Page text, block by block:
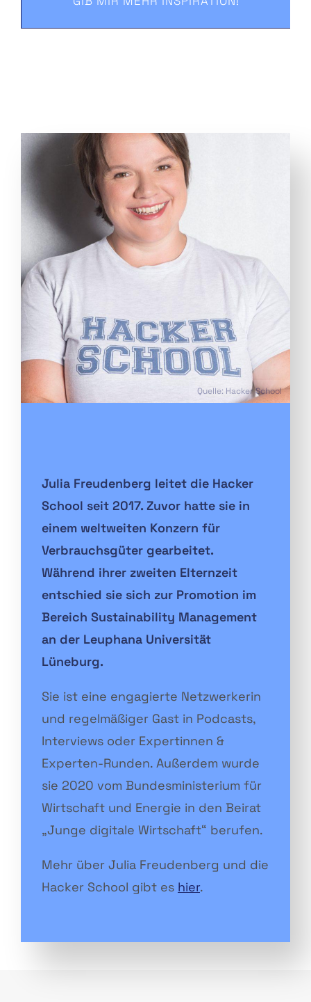
Quelle: Hacker School
Julia Freudenberg leitet die Hacker
School seit 2017. Zuvor hatte sie in
einem weltweiten Konzern für
Verbrauchsgüter gearbeitet.
Während ihrer zweiten Elternzeit
entschied sie sich zur Promotion im
Bereich Sustainability Management
an der Leuphana Universität
Lüneburg.
Sie ist eine engagierte Netzwerkerin
und regelmäßiger Gast in Podcasts,
Interviews oder Expertinnen &
Experten-Runden. Außerdem wurde
sie 2020 vom Bundesministerium für
Wirtschaft und Energie in den Beirat
„Junge digitale Wirtschaft“ berufen.
Mehr über Julia Freudenberg und die
Hacker School gibt es hier.